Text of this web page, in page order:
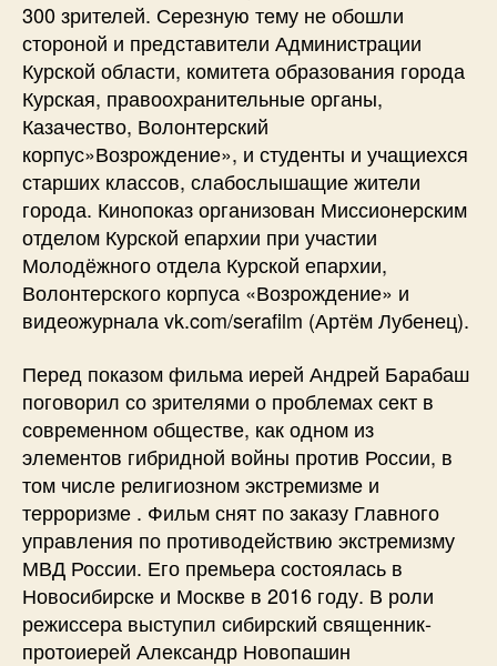
300 зрителей. Серезную тему не обошли
стороной и представители Администрации
Курской области, комитета образования города
Курская, правоохранительные органы,
Казачество, Волонтерский
корпус»Возрождение», и студенты и учащиехся
старших классов, слабослышащие жители
города. Кинопоказ организован Миссионерским
отделом Курской епархии при участии
Молодёжного отдела Курской епархии,
Волонтерского корпуса «Возрождение» и
видеожурнала vk.com/serafilm (Артём Лубенец).
Перед показом фильма иерей Андрей Барабаш
поговорил со зрителями о проблемах сект в
современном обществе, как одном из
элементов гибридной войны против России, в
том числе религиозном экстремизме и
терроризме . Фильм снят по заказу Главного
управления по противодействию экстремизму
МВД России. Его премьера состоялась в
Новосибирске и Москве в 2016 году. В роли
режиссера выступил сибирский священник-
протоиерей Александр Новопашин